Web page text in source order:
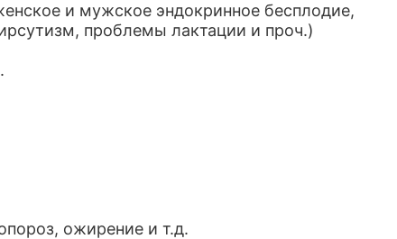
и мужское эндокринное бесплодие,
проблемы лактации и проч.)
ожирение и т.д.